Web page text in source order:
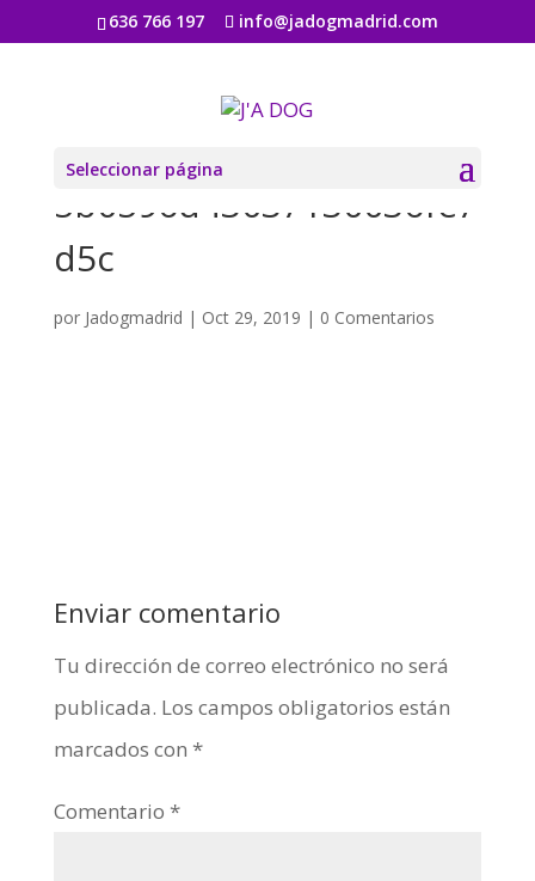
636 766 197 info@jadogmadrid.com
Seleccionar página
british-cat-and-golden-
retriever-688414458-
5b0596d43037130036fe7
d5c
por Jadogmadrid | Oct 29, 2019 | 0 Comentarios
Enviar comentario
Tu dirección de correo electrónico no será
publicada. Los campos obligatorios están
marcados con *
Comentario *